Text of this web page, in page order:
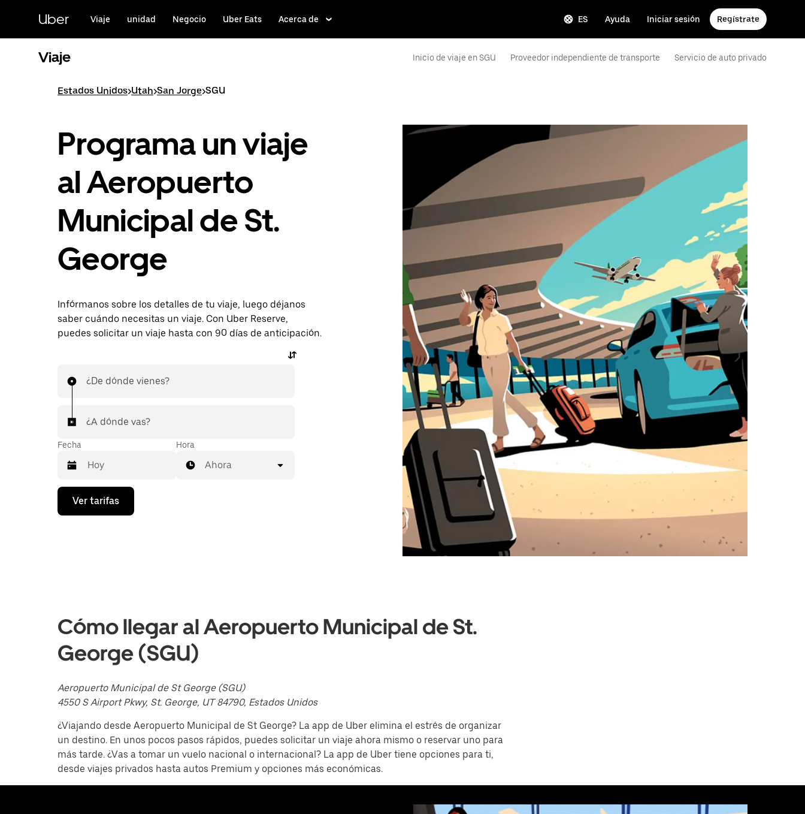
contenido
principal
Uber Viaje unidad Negocio Uber Eats Acerca de ES Ayuda Iniciar sesión Regístrate
Viaje Inicio de viaje en SGU Proveedor independiente de transporte Servicio de auto privado
Estados Unidos>Utah>San Jorge>SGU
Programa un viaje
al Aeropuerto
Municipal de St.
George
Infórmanos sobre los detalles de tu viaje, luego déjanos
saber cuándo necesitas un viaje. Con Uber Reserve,
puedes solicitar un viaje hasta con 90 días de anticipación.
¿De dónde vienes?
¿A dónde vas?
Fecha
Presiona
flecha
una
fecha.
Presiona
la
cerrar
el
calendario.
Hora
Ahora
Ver tarifas
Cómo llegar al Aeropuerto Municipal de St.
George (SGU)
Aeropuerto Municipal de St George (SGU)
4550 S Airport Pkwy, St. George, UT 84790, Estados Unidos
¿Viajando desde Aeropuerto Municipal de St George? La app de Uber elimina el estrés de organizar
un destino. En unos pocos pasos rápidos, puedes solicitar un viaje ahora mismo o reservar uno para
más tarde. ¿Vas a tomar un vuelo nacional o internacional? La app de Uber tiene opciones para ti,
desde viajes privados hasta autos Premium y opciones más económicas.